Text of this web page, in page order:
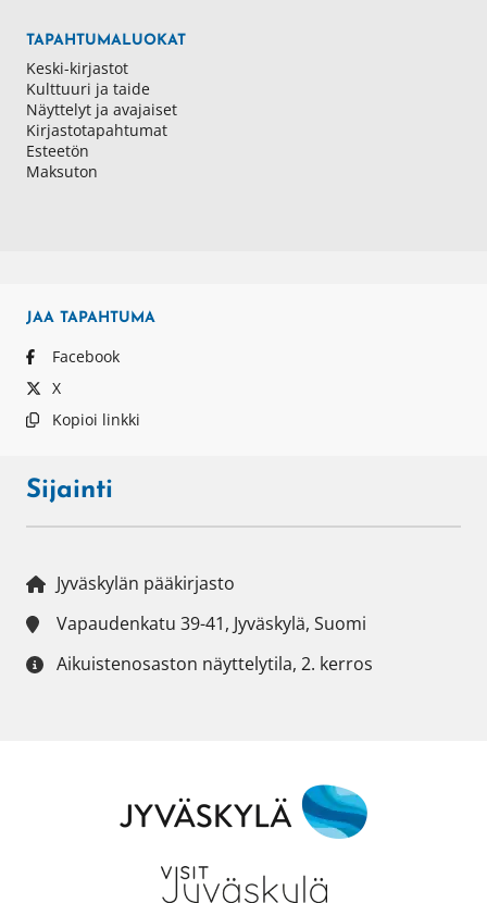
TAPAHTUMALUOKAT
Keski-kirjastot
Kulttuuri ja taide
Näyttelyt ja avajaiset
Kirjastotapahtumat
Esteetön
Maksuton
JAA TAPAHTUMA
Facebook
X
Kopioi linkki
Sijainti
Jyväskylän pääkirjasto
Vapaudenkatu 39-41, Jyväskylä, Suomi
Aikuistenosaston näyttelytila, 2. kerros